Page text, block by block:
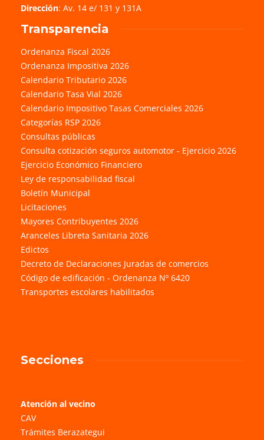
Dirección: Av. 14 e/ 131 y 131A
Transparencia
Ordenanza Fiscal 2026
Ordenanza Impositiva 2026
Calendario Tributario 2026
Calendario Tasa Vial 2026
Calendario Impositivo Tasas Comerciales 2026
Categorías RSP 2026
Consultas públicas
Consulta cotización seguros automotor - Ejercicio 2026
Ejercicio Económico Financiero
Ley de responsabilidad fiscal
Boletín Municipal
Licitaciones
Mayores Contribuyentes 2026
Aranceles Libreta Sanitaria 2026
Edictos
Decreto de Declaraciones Juradas de comercios
Código de edificación - Ordenanza Nº 6420
Transportes escolares habilitados
Secciones
Atención al vecino
CAV
Trámites Berazategui